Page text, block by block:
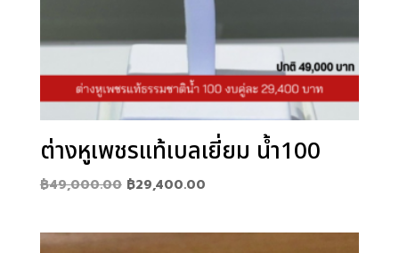
ต่างหูเพชรแท้เบลเยี่ยม น้ำ100
฿49,000.00 Original
฿29,400.00Current